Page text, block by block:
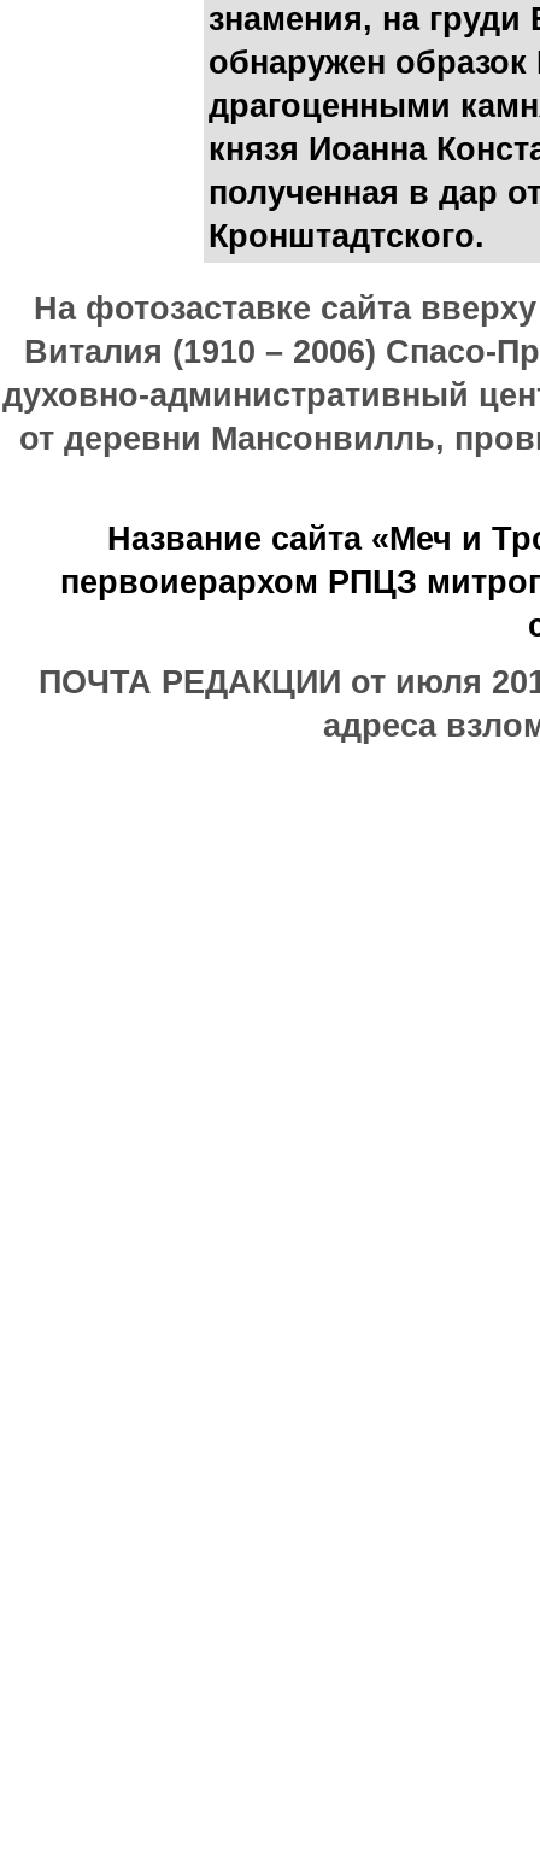
знамения, на
обнаружен
драгоценными
князя Иоанна
полученная в дар
Кронштадтского.
На фотозаставке сайта
Виталия (1910 – 2006) Спасо-
духовно-административный
от деревни Мансонвилль,
Название сайта «Меч и
первоиерархом РПЦЗ
ПОЧТА РЕДАКЦИИ от июля
адреса